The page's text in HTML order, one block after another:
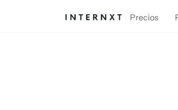
Precios